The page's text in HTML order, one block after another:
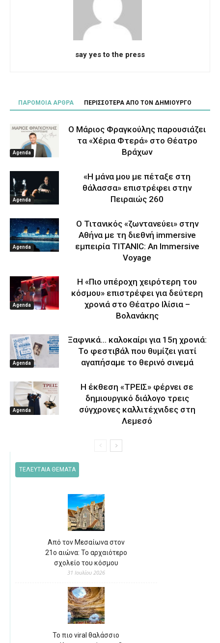
say yes to the press
ΠΑΡΟΜΟΙΑ ΑΡΘΡΑ ΠΕΡΙΣΣΟΤΕΡΑ ΑΠΟ ΤΟΝ ΔΗΜΙΟΥΡΓΟ
Agenda
Ο Μάριος Φραγκούλης παρουσιάζει
τα «Χέρια Φτερά» στο Θέατρο
Βράχων
Agenda
«Η μάνα μου με πέταξε στη
θάλασσα» επιστρέφει στην
Πειραιώς 260
Agenda
Ο Τιτανικός «ζωντανεύει» στην
Αθήνα με τη διεθνή immersive
εμπειρία TITANIC: An Immersive
Voyage
Agenda
Η «Πιο υπέροχη χειρότερη του
κόσμου» επιστρέφει για δεύτερη
χρονιά στο Θέατρο Ιλίσια –
Βολανάκης
Agenda
Ξαφνικά… καλοκαίρι για 15η χρονιά:
Το φεστιβάλ που θυμίζει γιατί
αγαπήσαμε το θερινό σινεμά
Agenda
Η έκθεση «ΤΡΕΙΣ» φέρνει σε
δημιουργικό διάλογο τρεις
σύγχρονες καλλιτέχνιδες στη
Λεμεσό
ΤΕΛΕΥΤΑΙΑ ΘΕΜΑΤΑ
Από τον Μεσαίωνα στον
21ο αιώνα: Το αρχαιότερο
σχολείο του κόσμου
31 Ιουλίου 2026
Το πιο viral θαλάσσιο